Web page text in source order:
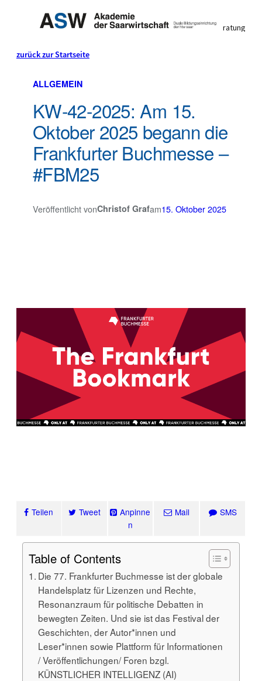
Individuelle Studienberatung
Dual studieren & Geld
verdienen
BLOG
Mit der Wirtschaft für die Wirtschaft
zurück zur Startseite
ALLGEMEIN
KW-42-2025: Am 15.
Oktober 2025 begann die
Frankfurter Buchmesse –
#FBM25
Veröffentlicht vonChristof Grafam15. Oktober 2025
Teilen Tweet
Anpinne
n
Mail SMS
Table of Contents
Die 77. Frankfurter Buchmesse ist der globale
Handelsplatz für Lizenzen und Rechte,
Resonanzraum für politische Debatten in
bewegten Zeiten. Und sie ist das Festival der
Geschichten, der Autor*innen und
Leser*innen sowie Plattform für Informationen
/ Veröffentlichungen/ Foren bzgl.
KÜNSTLICHER INTELLIGENZ (AI)